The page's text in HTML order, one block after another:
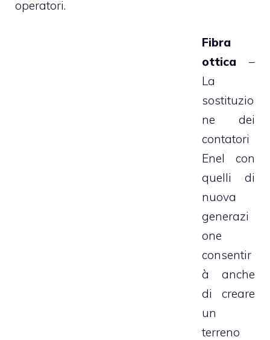
operatori.
Fibra
ottica –
La
sostituzio
ne dei
contatori
Enel con
quelli di
nuova
generazi
one
consentir
à anche
di creare
un
terreno